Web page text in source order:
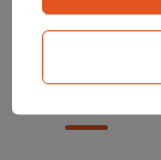
Gwarancja